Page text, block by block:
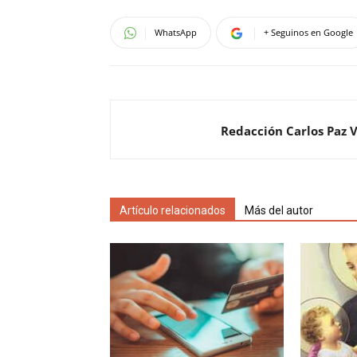
WhatsApp + Seguinos en Google
Redacción Carlos Paz
Artículo relacionados Más del autor